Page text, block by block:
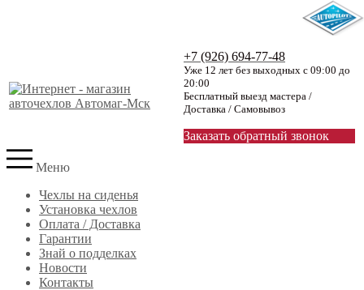
+7 (926) 694-77-48
Уже 12 лет без выходных с 09:00 до
20:00
Бесплатный выезд мастера /
Доставка / Самовывоз
Заказать обратный звонок
Меню
Чехлы на сиденья
Установка чехлов
Оплата / Доставка
Гарантии
Знай о подделках
Новости
Контакты